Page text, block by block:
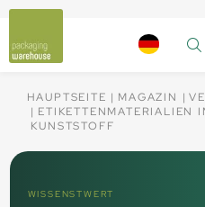
HAUPTSEITE MAGAZIN
ETIKETTENMATERIALIEN
KUNSTSTOFF
WISSENSTWERT